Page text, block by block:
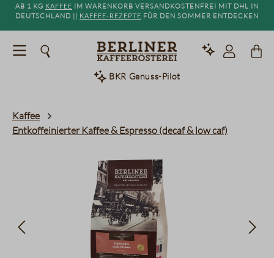
springen
Ab 1 kg Kaffee im Warenkorb versandkostenfrei mit DHL in
Deutschland || Kaffee-Rezepte für den Sommer entdecken
BKR Genuss-Pilot
Kaffee
Entkoffeinierter Kaffee & Espresso (decaf & low caf)
Bildergalerie überspringen